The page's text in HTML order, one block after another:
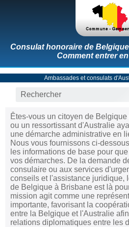
Consulat honoraire de
Comment entrer
Ambassades et consulats
Êtes-vous un citoyen de
ou un ressortissant d'Australie
une démarche administrative en
Nous vous fournissons ci-
les informations de base pour
vos démarches. De la demande
consulaire ou aux services
conseils et l'assistance juridique,
de Belgique à Brisbane est là
mission agit comme une
importante, favorisant la
entre la Belgique et l'Australie
relations diplomatiques entre les